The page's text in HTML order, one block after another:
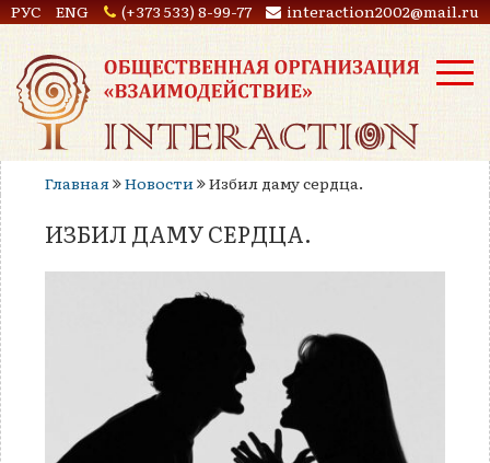
РУС ENG (+373 533) 8-99-77 interaction2002@mail.ru
Главная Новости Избил даму сердца.
ИЗБИЛ ДАМУ СЕРДЦА.